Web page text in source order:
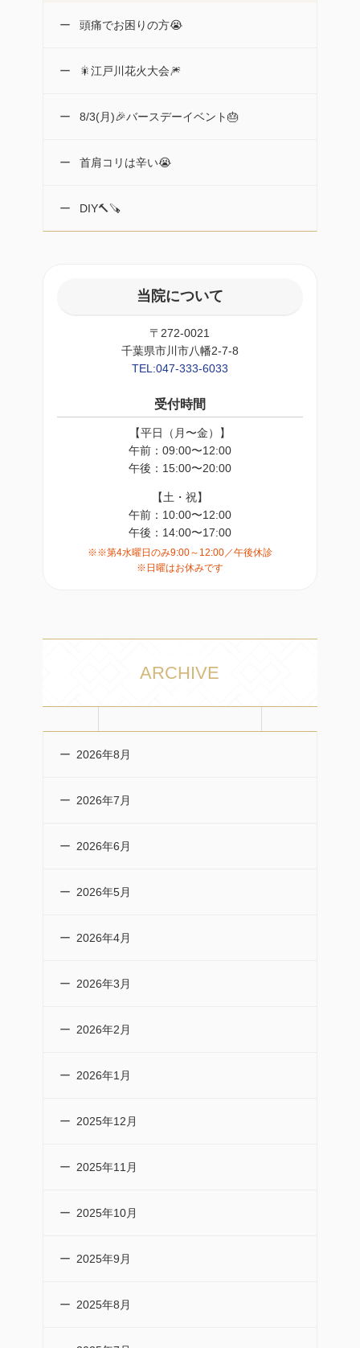
頭痛でお困りの方😭
🎇江戸川花火大会🎆
8/3(月)🎉バースデーイベント🎂
首肩コリは辛い😭
DIY🔨🪚
当院について
〒272-0021
千葉県市川市八幡2-7-8
TEL:047-333-6033
受付時間
【平日（月〜金）】
午前：09:00〜12:00
午後：15:00〜20:00
【土・祝】
午前：10:00〜12:00
午後：14:00〜17:00
※※第4水曜日のみ9:00～12:00／午後休診
※日曜はお休みです
ARCHIVE
2026年8月
2026年7月
2026年6月
2026年5月
2026年4月
2026年3月
2026年2月
2026年1月
2025年12月
2025年11月
2025年10月
2025年9月
2025年8月